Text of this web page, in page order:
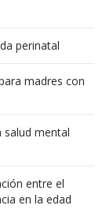
perinatal
madres con
salud mental
entre el
en la edad